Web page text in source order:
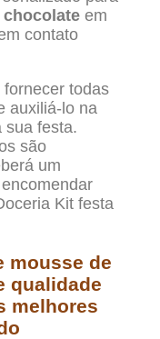
chocolate em
contato
todas
auxiliá-lo na
sua festa.
são
um
Kit festa
mousse de
qualidade
melhores